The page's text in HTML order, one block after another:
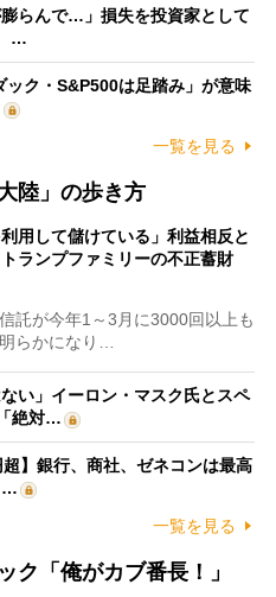
膨らんで…」損失を投資家として
…
ック・S&P500は足踏み」が意味
一覧を見る
陸」の歩き方
利用して儲けている」利益相反と
ランプファミリーの不正蓄財
託が今年1～3月に3000回以上も
らかになり…
い」イーロン・マスク氏とスペ
絶対…
超】銀行、商社、ゼネコンは最高
…
一覧を見る
ク「俺がカブ番長！」